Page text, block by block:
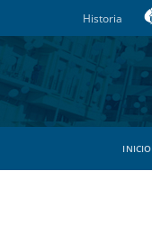
al
contenido
Historia
INICIO